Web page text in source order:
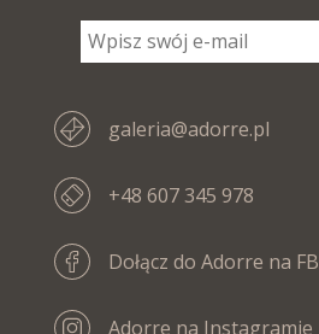
galeria@adorre.pl
+48 607 345 978
Dołącz do Adorre na FB
Adorre na Instagramie